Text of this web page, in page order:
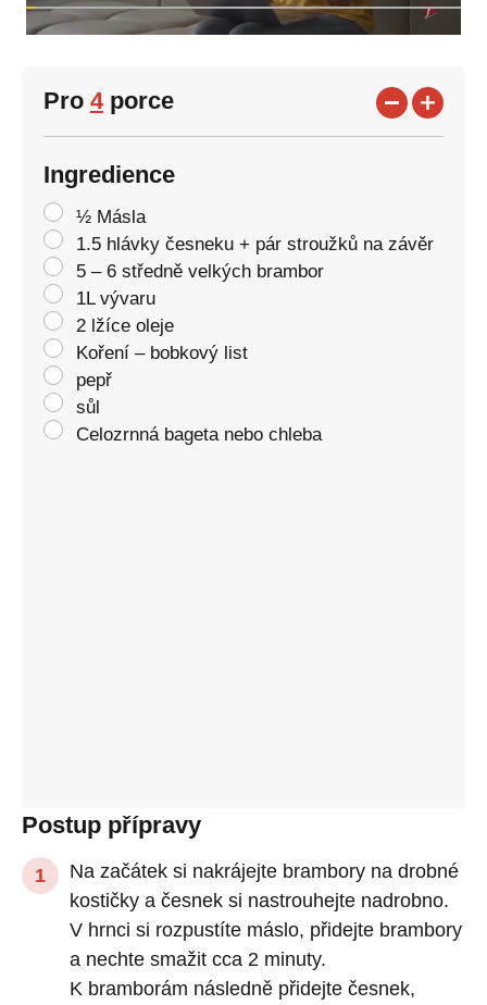
Pro 4porce
Ingredience
½ Másla
1.5 hlávky česneku + pár stroužků na závěr
5 – 6 středně velkých brambor
1L vývaru
2 lžíce oleje
Koření – bobkový list
pepř
sůl
Celozrnná bageta nebo chleba
Postup přípravy
Na začátek si nakrájejte brambory na drobné
kostičky a česnek si nastrouhejte nadrobno.
V hrnci si rozpustíte máslo, přidejte brambory
a nechte smažit cca 2 minuty.
K bramborám následně přidejte česnek,